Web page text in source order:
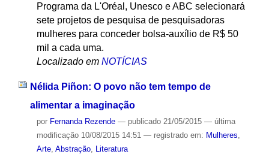
Programa da L'Oréal, Unesco e ABC selecionará
sete projetos de pesquisa de pesquisadoras
mulheres para conceder bolsa-auxílio de R$ 50
mil a cada uma.
Localizado em NOTÍCIAS
Nélida Piñon: O povo não tem tempo de
alimentar a imaginação
por Fernanda Rezende — publicado21/05/2015 — última
modificação10/08/2015 14:51 — registrado em: Mulheres,
Arte, Abstração, Literatura